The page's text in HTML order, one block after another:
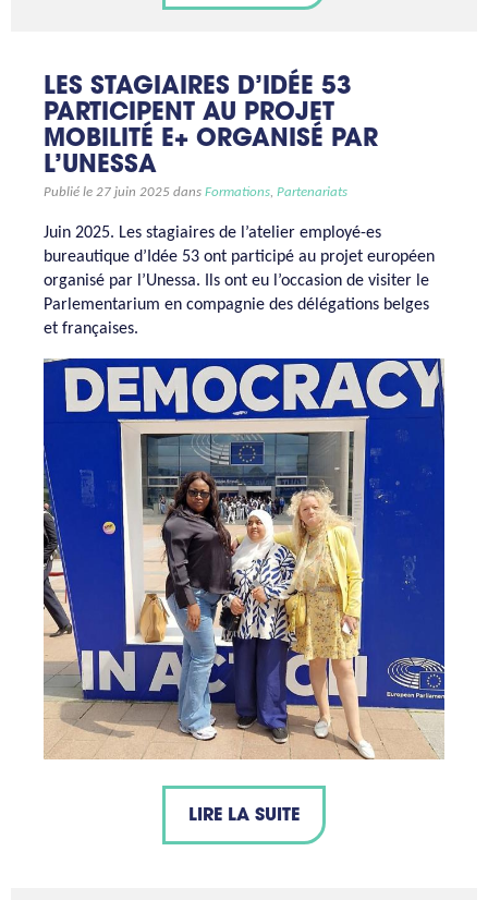
LES STAGIAIRES D’IDÉE 53
PARTICIPENT AU PROJET
MOBILITÉ E+ ORGANISÉ PAR
L’UNESSA
Publié le 27 juin 2025 dans Formations, Partenariats
Juin 2025. Les stagiaires de l’atelier employé-es
bureautique d’Idée 53 ont participé au projet européen
organisé par l’Unessa. Ils ont eu l’occasion de visiter le
Parlementarium en compagnie des délégations belges
et françaises.
LIRE LA SUITE